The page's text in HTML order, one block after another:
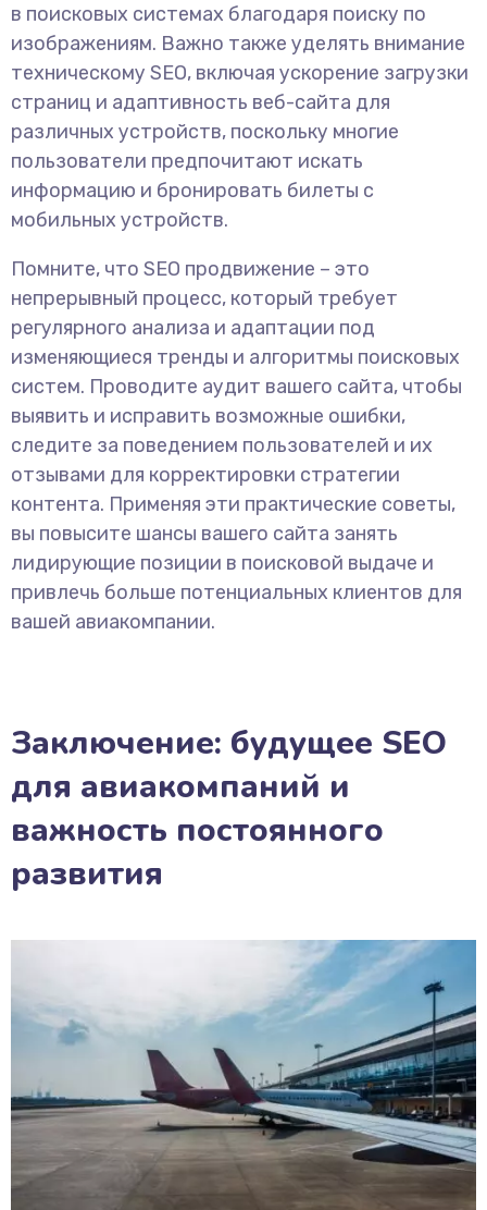
в поисковых системах благодаря поиску по
изображениям. Важно также уделять внимание
техническому SEO, включая ускорение загрузки
страниц и адаптивность веб-сайта для
различных устройств, поскольку многие
пользователи предпочитают искать
информацию и бронировать билеты с
мобильных устройств.
Помните, что SEO продвижение – это
непрерывный процесс, который требует
регулярного анализа и адаптации под
изменяющиеся тренды и алгоритмы поисковых
систем. Проводите аудит вашего сайта, чтобы
выявить и исправить возможные ошибки,
следите за поведением пользователей и их
отзывами для корректировки стратегии
контента. Применяя эти практические советы,
вы повысите шансы вашего сайта занять
лидирующие позиции в поисковой выдаче и
привлечь больше потенциальных клиентов для
вашей авиакомпании.
Заключение: будущее SEO
для авиакомпаний и
важность постоянного
развития